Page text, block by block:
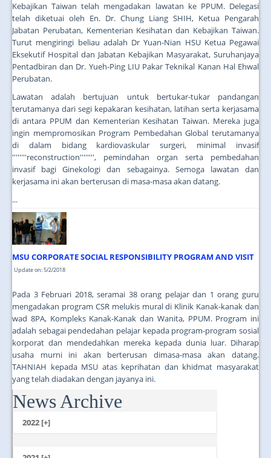
Kebajikan Taiwan telah mengadakan lawatan ke PPUM. Delegasi
telah diketuai oleh En. Dr. Chung Liang SHIH, Ketua Pengarah
Jabatan Perubatan, Kementerian Kesihatan dan Kebajikan Taiwan.
Turut mengiringi beliau adalah Dr Yuan-Nian HSU Ketua Pegawai
Eksekutif Hospital dan Jabatan Kebajikan Masyarakat, Suruhanjaya
Pentadbiran dan Dr. Yueh-Ping LIU Pakar Teknikal Kanan Hal Ehwal
Perubatan.
Lawatan adalah bertujuan untuk bertukar-tukar pandangan
terutamanya dari segi kepakaran kesihatan, latihan serta kerjasama
di antara PPUM dan Kementerian Kesihatan Taiwan. Mereka juga
ingin mempromosikan Program Pembedahan Global terutamanya
di dalam bidang kardiovaskular surgeri, minimal invasif
''''''''reconstruction'''''''', pemindahan organ serta pembedahan
invasif bagi Ginekologi dan sebagainya. Semoga lawatan dan
kerjasama ini akan berterusan di masa-masa akan datang.
...
MSU CORPORATE SOCIAL RESPONSIBILITY PROGRAM AND VISIT
Update on: 5/2/2018
Pada 3 Februari 2018, seramai 38 orang pelajar dan 1 orang guru
mengadakan program CSR melukis mural di Klinik Kanak-kanak dan
wad 8PA, Kompleks Kanak-Kanak dan Wanita, PPUM. Program ini
adalah sebagai pendedahan pelajar kepada program-program sosial
korporat dan mendedahkan mereka kepada dunia luar. Diharap
usaha murni ini akan berterusan dimasa-masa akan datang.
TAHNIAH kepada MSU atas keprihatan dan khidmat masyarakat
yang telah diadakan dengan jayanya ini.
...
News Archive
2022 [+]